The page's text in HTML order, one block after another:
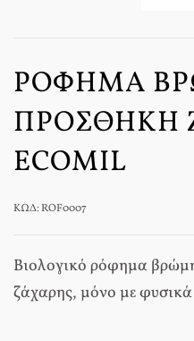
ΡΌΦΗΜΑ
ΠΡΟΣΘΉΚΗ
ECOMIL
ΚΩΔ: ROF0007
Βιολογικό ρόφημα
ζάχαρης, μόνο με